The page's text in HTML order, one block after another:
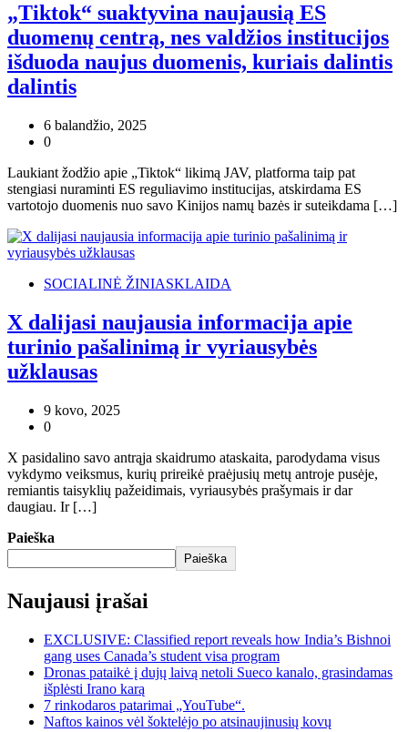
„Tiktok“ suaktyvina naujausią ES
duomenų centrą, nes valdžios institucijos
išduoda naujus duomenis, kuriais dalintis
dalintis
6 balandžio, 2025
0
Laukiant žodžio apie „Tiktok“ likimą JAV, platforma taip pat
stengiasi nuraminti ES reguliavimo institucijas, atskirdama ES
vartotojo duomenis nuo savo Kinijos namų bazės ir suteikdama […]
SOCIALINĖ ŽINIASKLAIDA
X dalijasi naujausia informacija apie
turinio pašalinimą ir vyriausybės
užklausas
9 kovo, 2025
0
X pasidalino savo antrąja skaidrumo ataskaita, parodydama visus
vykdymo veiksmus, kurių prireikė praėjusių metų antroje pusėje,
remiantis taisyklių pažeidimais, vyriausybės prašymais ir dar
daugiau. Ir […]
Paieška
Paieška
Naujausi įrašai
EXCLUSIVE: Classified report reveals how India’s Bishnoi
gang uses Canada’s student visa program
Dronas pataikė į dujų laivą netoli Sueco kanalo, grasindamas
išplėsti Irano karą
7 rinkodaros patarimai „YouTube“.
Naftos kainos vėl šoktelėjo po atsinaujinusių kovų